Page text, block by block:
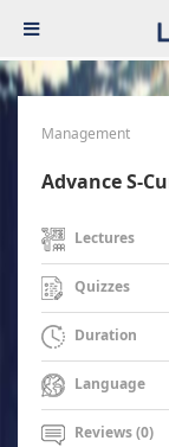
Management
Advance S-
Lectures
Quizzes
Duration
Language
Reviews (0)